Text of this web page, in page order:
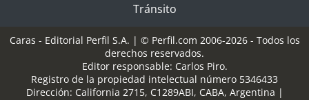
Tránsito
Caras - Editorial Perfil S.A. | © Perfil.com 2006-2026 - Todos los
derechos reservados.
Editor responsable: Carlos Piro.
Registro de la propiedad intelectual número 5346433
Dirección: California 2715, C1289ABI, CABA, Argentina |